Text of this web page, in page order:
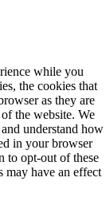
while you
the cookies that
as they are
the website. We
understand how
in your browser
to opt-out of these
may have an effect